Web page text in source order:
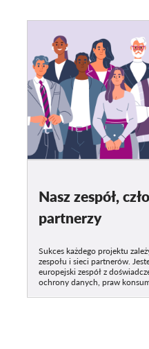
Nasz zespół,
partnerzy
Sukces każdego projektu
zespołu i sieci partnerów.
europejski zespół z
ochrony danych, praw